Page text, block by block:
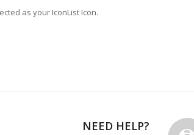
as your IconList Icon.
NEED HELP?